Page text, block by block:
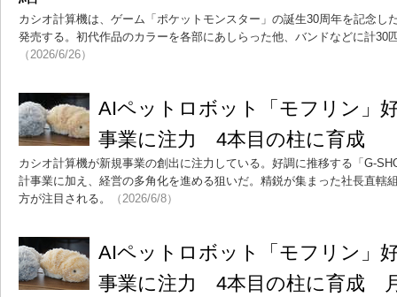
カシオ計算機は、ゲーム「ポケットモンスター」の誕生30周年を記念し
発売する。初代作品のカラーを各部にあしらった他、バンドなどに計30
（2026/6/26）
AIペットロボット「モフリン」
事業に注力 4本目の柱に育成
カシオ計算機が新規事業の創出に注力している。好調に推移する「G-
計事業に加え、経営の多角化を進める狙いだ。精鋭が集まった社長直轄
方が注目される。
（2026/6/8）
AIペットロボット「モフリン」
事業に注力 4本目の柱に育成